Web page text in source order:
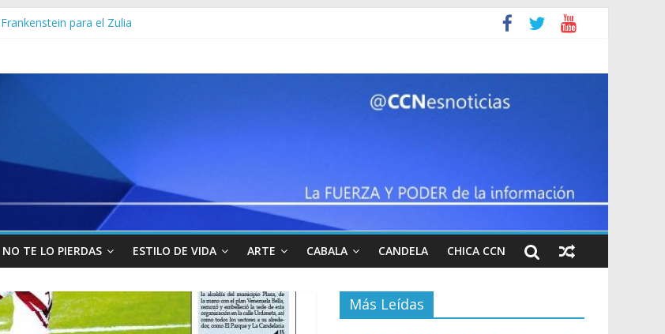
y funcionarios del Cicpc detenidos en las últimas horas
para el Zulia
en Colombia por robarse un taxi
NO TE LO PIERDAS ESTILO DE VIDA ARTE CABALA CANDELA CHICA CCN
Más Leídas